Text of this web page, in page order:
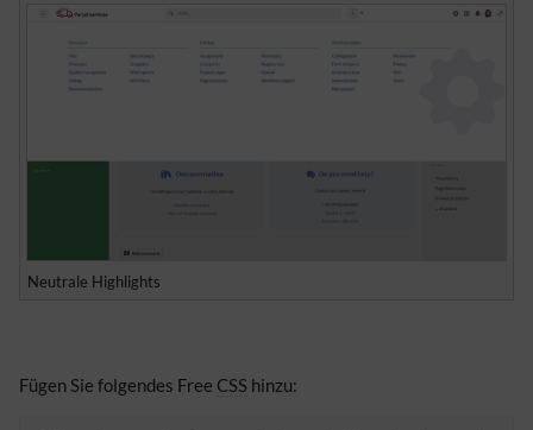
Neutrale Highlights
Fügen Sie folgendes Free CSS hinzu: